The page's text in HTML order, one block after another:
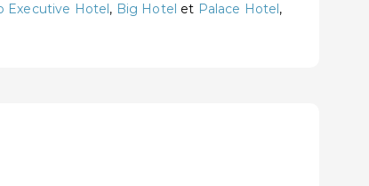
Executive Hotel, Big Hotel et Palace Hotel,